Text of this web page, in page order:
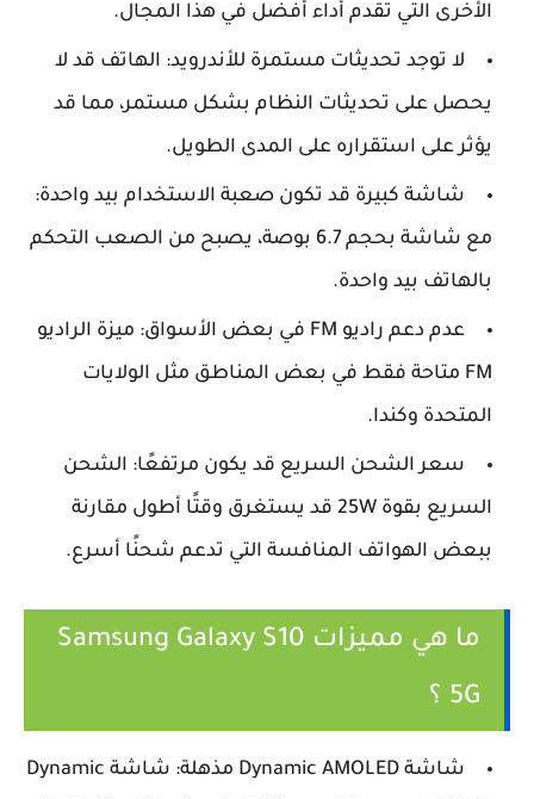
الأخرى التي تقدم أداء أفضل في هذا المجال.
لا توجد تحديثات مستمرة للأندرويد: الهاتف قد لا
يحصل على تحديثات النظام بشكل مستمر، مما قد
يؤثر على استقراره على المدى الطويل.
شاشة كبيرة قد تكون صعبة الاستخدام بيد واحدة:
مع شاشة بحجم 6.7 بوصة، يصبح من الصعب التحكم
بالهاتف بيد واحدة.
عدم دعم راديو FM في بعض الأسواق: ميزة الراديو
FM متاحة فقط في بعض المناطق مثل الولايات
المتحدة وكندا.
سعر الشحن السريع قد يكون مرتفعًا: الشحن
السريع بقوة 25W قد يستغرق وقتًا أطول مقارنة
ببعض الهواتف المنافسة التي تدعم شحنًا أسرع.
ما هي مميزات Samsung Galaxy S10
5G ؟
شاشة Dynamic AMOLED مذهلة: شاشة Dynamic